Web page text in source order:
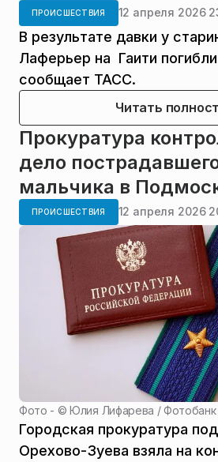
ПРОИСШЕСТВИЯ 12 апреля 2026
В результате давки у
Лаферьер на Гаити
сообщает ТАСС.
Читать
Прокуратура
дело
мальчика в
ПРОИСШЕСТВИЯ 12 апреля 2026
Фото - ©Юлия Лифарева /
Городская прокуратура
Орехово-Зуева взяла на